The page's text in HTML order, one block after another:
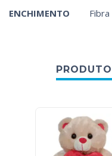
ENCHIMENTO